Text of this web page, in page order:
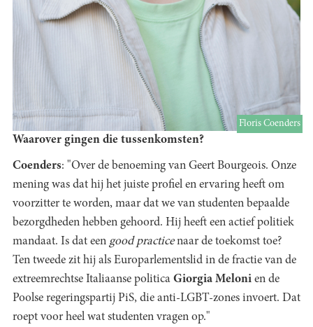
Floris Coenders
Waarover gingen die tussenkomsten?
Coenders: "Over de benoeming van Geert Bourgeois. Onze
mening was dat hij het juiste profiel en ervaring heeft om
voorzitter te worden, maar dat we van studenten bepaalde
bezorgdheden hebben gehoord. Hij heeft een actief politiek
mandaat. Is dat een good practicenaar de toekomst toe?
Ten tweede zit hij als Europarlementslid in de fractie van de
extreemrechtse Italiaanse politica Giorgia Meloni en de
Poolse regeringspartij PiS, die anti-LGBT-zones invoert. Dat
roept voor heel wat studenten vragen op."